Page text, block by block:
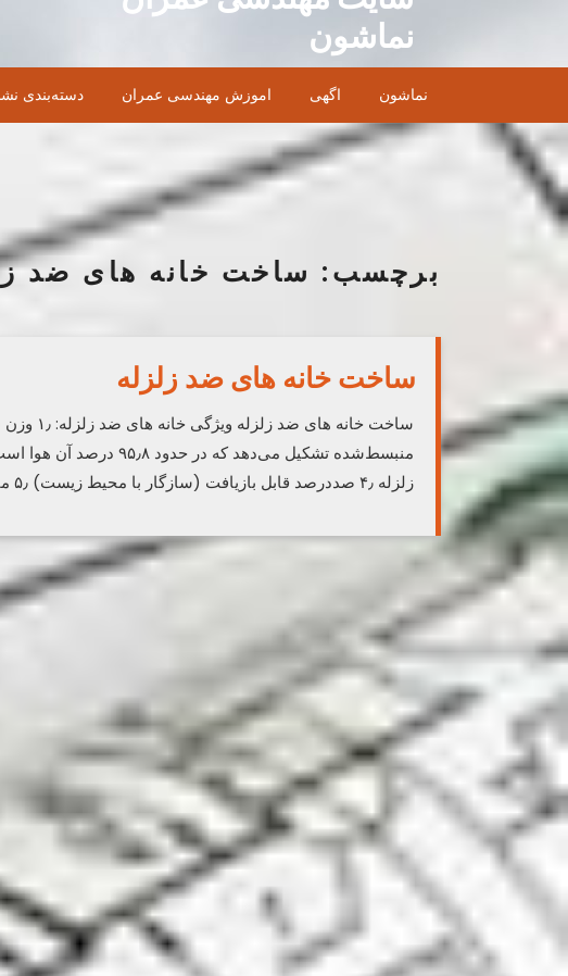
content
نماشون
نماشون اگهی اموزش مهندسی عمران دسته‌بندی
برچسب: ساخت خانه های ضد
ساخت خانه های ضد زلزله
ساخت
زلزله ۴٫ صددرصد قابل بازیافت (سازگار با محیط زیست) ۵٫ مقاوم در مقابل طوفان ۶٫ قابلیت […]